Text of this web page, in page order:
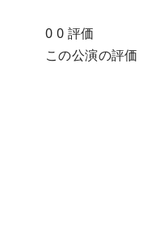
0 0 評価
この公演の評価